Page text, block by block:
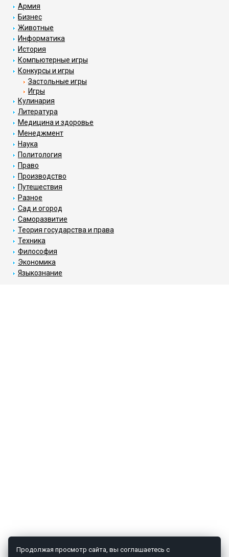
Армия
Бизнес
Животные
Информатика
История
Компьютерные игры
Конкурсы и игры
Застольные игры
Игры
Кулинария
Литература
Медицина и здоровье
Менеджмент
Наука
Политология
Право
Производство
Путешествия
Разное
Сад и огород
Саморазвитие
Теория государства и права
Техника
Философия
Экономика
Языкознание
Продолжая просмотр сайта, вы соглашаетесь с